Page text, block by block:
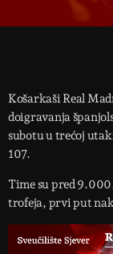
Košarkaši Real
doigravanja
subotu u trećoj
107.
Time su pred
trofeja, prvi put